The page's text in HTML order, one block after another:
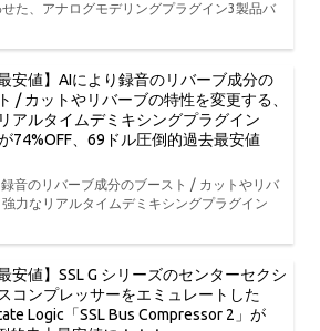
た、アナログモデリングプラグイン3製品バ
最安値】AIにより録音のリバーブ成分の
/ カットやリバーブの特性を変更する、
アルタイムデミキシングプラグイン
74%OFF、69ドル圧倒的過去最安値
録音のリバーブ成分のブースト / カットやリバ
力なリアルタイムデミキシングプラグイン
安値】SSL G シリーズのセンターセクシ
コンプレッサーをエミュレートした
Logic「SSL Bus Compressor 2」が